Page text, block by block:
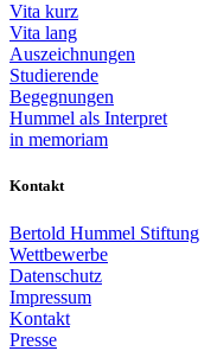
Vita kurz
Vita lang
Auszeichnungen
Studierende
Begegnungen
Hummel als Interpret
in memoriam
Kontakt
Bertold Hummel Stiftung
Wettbewerbe
Datenschutz
Impressum
Kontakt
Presse